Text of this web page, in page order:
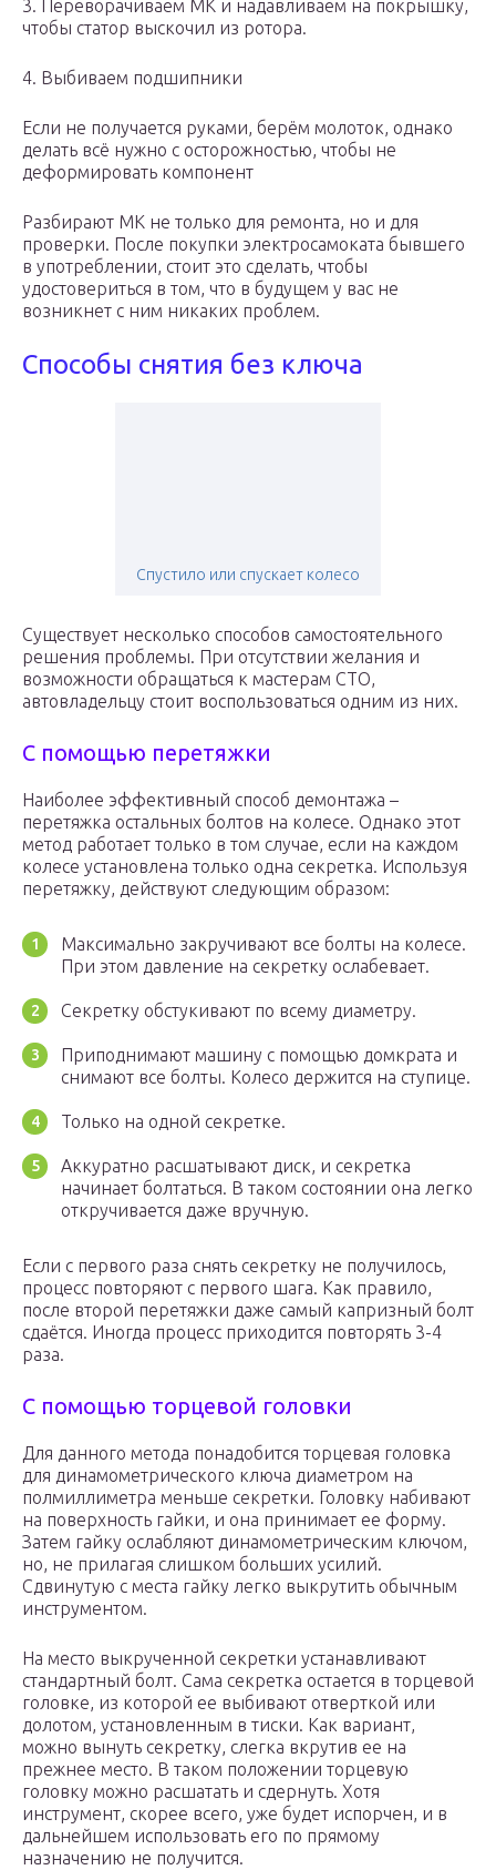
3. Переворачиваем МК и надавливаем на покрышку,
чтобы статор выскочил из ротора.
4. Выбиваем подшипники
Если не получается руками, берём молоток, однако
делать всё нужно с осторожностью, чтобы не
деформировать компонент
Разбирают МК не только для ремонта, но и для
проверки. После покупки электросамоката бывшего
в употреблении, стоит это сделать, чтобы
удостовериться в том, что в будущем у вас не
возникнет с ним никаких проблем.
Способы снятия без ключа
Спустило или спускает колесо
Существует несколько способов самостоятельного
решения проблемы. При отсутствии желания и
возможности обращаться к мастерам СТО,
автовладельцу стоит воспользоваться одним из них.
С помощью перетяжки
Наиболее эффективный способ демонтажа –
перетяжка остальных болтов на колесе. Однако этот
метод работает только в том случае, если на каждом
колесе установлена только одна секретка. Используя
перетяжку, действуют следующим образом:
Максимально закручивают все болты на колесе.
При этом давление на секретку ослабевает.
Секретку обстукивают по всему диаметру.
Приподнимают машину с помощью домкрата и
снимают все болты. Колесо держится на ступице.
Только на одной секретке.
Аккуратно расшатывают диск, и секретка
начинает болтаться. В таком состоянии она легко
откручивается даже вручную.
Если с первого раза снять секретку не получилось,
процесс повторяют с первого шага. Как правило,
после второй перетяжки даже самый капризный болт
сдаётся. Иногда процесс приходится повторять 3-4
раза.
С помощью торцевой головки
Для данного метода понадобится торцевая головка
для динамометрического ключа диаметром на
полмиллиметра меньше секретки. Головку набивают
на поверхность гайки, и она принимает ее форму.
Затем гайку ослабляют динамометрическим ключом,
но, не прилагая слишком больших усилий.
Сдвинутую с места гайку легко выкрутить обычным
инструментом.
На место выкрученной секретки устанавливают
стандартный болт. Сама секретка остается в торцевой
головке, из которой ее выбивают отверткой или
долотом, установленным в тиски. Как вариант,
можно вынуть секретку, слегка вкрутив ее на
прежнее место. В таком положении торцевую
головку можно расшатать и сдернуть. Хотя
инструмент, скорее всего, уже будет испорчен, и в
дальнейшем использовать его по прямому
назначению не получится.